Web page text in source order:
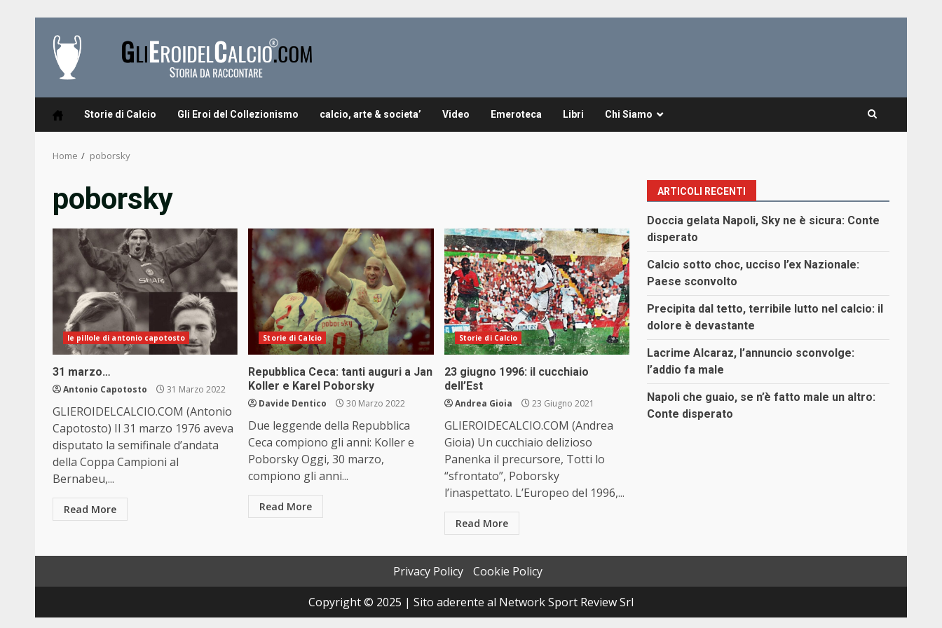
content
Storie di Calcio Gli Eroi del Collezionismo calcio, arte & societa’ Video Emeroteca Libri Chi Siamo
Home poborsky
poborsky
le pillole di antonio capotosto
31 marzo…
Antonio Capotosto 31 Marzo 2022
GLIEROIDELCALCIO.COM (Antonio
Capotosto) Il 31 marzo 1976 aveva
disputato la semifinale d’andata
della Coppa Campioni al
Bernabeu,...
Read More
Storie di Calcio
Repubblica Ceca: tanti auguri a Jan
Koller e Karel Poborsky
Davide Dentico 30 Marzo 2022
Due leggende della Repubblica
Ceca compiono gli anni: Koller e
Poborsky Oggi, 30 marzo,
compiono gli anni...
Read More
Storie di Calcio
23 giugno 1996: il cucchiaio
dell’Est
Andrea Gioia 23 Giugno 2021
GLIEROIDECALCIO.COM (Andrea
Gioia) Un cucchiaio delizioso
Panenka il precursore, Totti lo
“sfrontato”, Poborsky
l’inaspettato. L’Europeo del 1996,...
Read More
ARTICOLI RECENTI
Doccia gelata Napoli, Sky ne è sicura: Conte
disperato
Calcio sotto choc, ucciso l’ex Nazionale:
Paese sconvolto
Precipita dal tetto, terribile lutto nel calcio: il
dolore è devastante
Lacrime Alcaraz, l’annuncio sconvolge:
l’addio fa male
Napoli che guaio, se n’è fatto male un altro:
Conte disperato
Privacy Policy
Cookie Policy
Copyright © 2025 | Sito aderente al Network Sport Review Srl